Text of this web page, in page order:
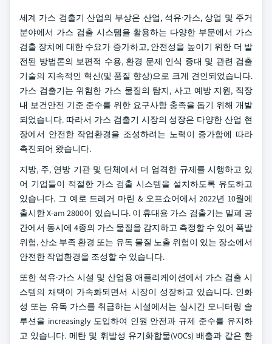
세계 가스 검출기 산업의 부상은 산업, 석유·가스, 상업 및 주거
분야에서 가스 검출 시스템을 활용하는 다양한 부문에서 가스
검출 장치에 대한 수요가 증가하고, 안전성을 높이기 위한 더 발
전된 방법론의 보편적 수용, 환경 문제 인식 증대 및 관련 검출
기술의 지속적인 혁신(및 품질 향상)으로 크게 견인되었습니다.
가스 검출기는 위험한 가스 물질의 탐지, 사고 예방 지원, 직장
내 보건안전 기준 준수를 위한 요구사항 충족을 돕기 위해 개발
되었습니다. 따라서 가스 검출기 시장의 성장은 다양한 산업 현
장에서 안전한 작업환경을 조성하려는 노력이 증가함에 따라
촉진되어 왔습니다.
지방, 주, 연방 기관 및 단체에서 더 엄격한 규제를 시행하고 있
어 기업들이 적절한 가스 검출 시스템을 설치하도록 유도하고
있습니다. 그 예로 드레거 마린 & 오프쇼어에서 2022년 10월에
출시한 X-am 2800이 있습니다. 이 휴대용 가스 검출기는 밀폐 공
간에서 동시에 4종의 가스 물질을 감지하고 측정할 수 있어 폭발
위험, 산소 부족 환경 또는 유독 물질 노출 위험이 있는 장소에서
안전한 작업환경을 조성할 수 있습니다.
또한 석유·가스 시설 및 산업용 애플리케이션에서 가스 검출 시
스템의 채택이 가속화되면서 시장이 성장하고 있습니다. 인화
성 또는 유독 가스를 취급하는 시설에서는 실시간 모니터링 솔
루션을 increasingly 도입하여 인원 안전과 규제 준수를 유지하
고 있습니다. 메탄 및 휘발성 유기화합물(VOCs) 배출과 같은 환